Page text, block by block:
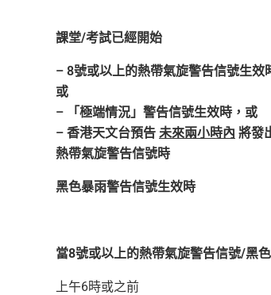
課堂/考試已經開始
– 8號或以上的熱帶氣旋警告信號生效
或
– 「極端情況」警告信號生效時，或
– 香港天文台預告 未來兩小時內 將發
熱帶氣旋警告信號時
黑色暴雨警告信號生效時
當8號或以上的熱帶氣旋警告信號/黑
上午6時或之前